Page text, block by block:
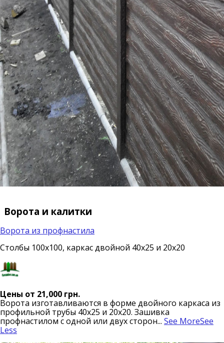
Ворота и калитки
Ворота из профнастила
Столбы 100х100, каркас двойной 40х25 и 20х20
Цены от 21,000 грн.
Ворота изготавливаются в форме двойного каркаса из
профильной трубы 40х25 и 20х20. Зашивка
профнастилом с одной или двух сторон... See MoreSee
Less